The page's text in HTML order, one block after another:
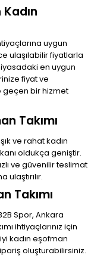
uygun
ulaşılabilir fiyatlarla
en uygun
fiyat ve
geçen bir hizmet
Takımı
ve rahat kadın
oldukça geniştir.
ve güvenilir teslimat
ulaştırılır.
Takımı
Spor, Ankara
ihtiyaçlarınız için
kadın eşofman
oluşturabilirsiniz.